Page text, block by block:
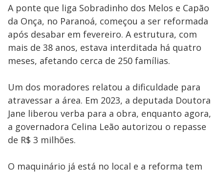
A ponte que liga Sobradinho dos Melos e Capão
da Onça, no Paranoá, começou a ser reformada
após desabar em fevereiro. A estrutura, com
mais de 38 anos, estava interditada há quatro
meses, afetando cerca de 250 famílias.
Um dos moradores relatou a dificuldade para
atravessar a área. Em 2023, a deputada Doutora
Jane liberou verba para a obra, enquanto agora,
a governadora Celina Leão autorizou o repasse
de R$ 3 milhões.
O maquinário já está no local e a reforma tem